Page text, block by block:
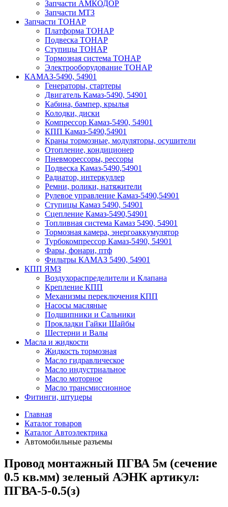
Запчасти АМКОДОР
Запчасти МТЗ
Запчасти ТОНАР
Платформа ТОНАР
Подвеска ТОНАР
Ступицы ТОНАР
Тормозная система ТОНАР
Электрооборудование ТОНАР
КАМАЗ-5490, 54901
Генераторы, стартеры
Двигатель Камаз-5490, 54901
Кабина, бампер, крылья
Колодки, диски
Компрессор Камаз-5490, 54901
КПП Камаз-5490,54901
Краны тормозные, модуляторы, осушители
Отопление, кондиционер
Пневморессоры, рессоры
Подвеска Камаз-5490,54901
Радиатор, интеркуллер
Ремни, ролики, натяжители
Рулевое управление Камаз-5490,54901
Ступицы Камаз 5490, 54901
Сцепление Камаз-5490,54901
Топливная система Камаз 5490, 54901
Тормозная камера, энергоаккумулятор
Турбокомпрессор Камаз-5490, 54901
Фары, фонари, птф
Фильтры КАМАЗ 5490, 54901
КПП ЯМЗ
Воздухораспределители и Клапана
Крепление КПП
Механизмы переключения КПП
Насосы масляные
Подшипники и Сальники
Прокладки Гайки Шайбы
Шестерни и Валы
Масла и жидкости
Жидкость тормозная
Масло гидравлическое
Масло индустриальное
Масло моторное
Масло трансмиссионное
Фитинги, штуцеры
Главная
Каталог товаров
Каталог Автоэлектрика
Автомобильные разъемы
Провод монтажный ПГВА 5м (сечение
0.5 кв.мм) зеленый АЭНК артикул:
ПГВА-5-0.5(з)